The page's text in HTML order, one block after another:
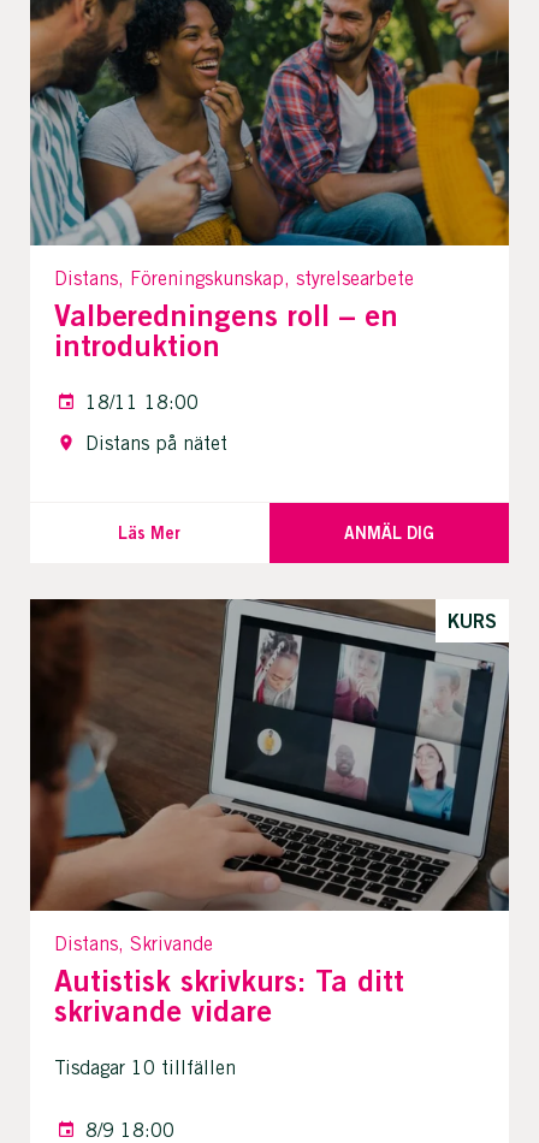
Distans, Föreningskunskap, styrelsearbete
Valberedningens roll – en
introduktion
18/11 18:00
Distans på nätet
Läs Mer ANMÄL DIG
KURS
Distans, Skrivande
Autistisk skrivkurs: Ta ditt
skrivande vidare
Tisdagar 10 tillfällen
8/9 18:00